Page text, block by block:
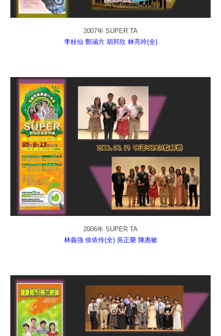
2007年 SUPER TA
李桂仙 鄭涵方 胡邦欣 林亮吟(全)
2006年 SUPER TA
林義強 侯依伶(全) 吳正榮 陳惠敏